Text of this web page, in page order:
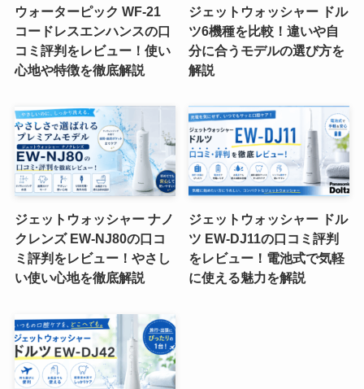
ウォーターピック WF-21
コードレスエンハンスの口
コミ評判をレビュー！使い
心地や特徴を徹底解説
ジェットウォッシャー ドル
ツ6機種を比較！違いや自
分に合うモデルの選び方を
解説
ジェットウォッシャー ナノ
クレンズ EW-NJ80の口コ
ミ評判をレビュー！やさし
い使い心地を徹底解説
ジェットウォッシャー ドル
ツ EW-DJ11の口コミ評判
をレビュー！電池式で気軽
に使える魅力を解説